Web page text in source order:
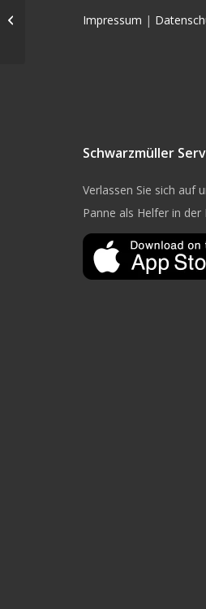
Impressum |
Schwarzmüller
Verlassen Sie sich auf
Panne als Helfer in
Kippaufbau auf 4-